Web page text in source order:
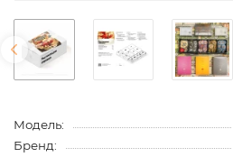
Модель:
Бренд: